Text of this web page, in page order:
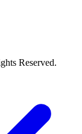
Reserved.